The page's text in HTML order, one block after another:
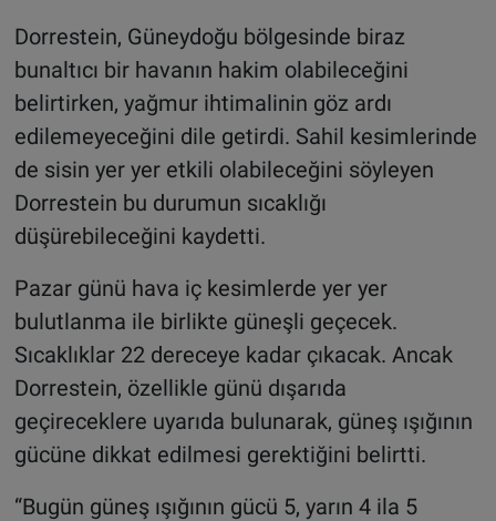
Dorrestein, Güneydoğu bölgesinde biraz
bunaltıcı bir havanın hakim olabileceğini
belirtirken, yağmur ihtimalinin göz ardı
edilemeyeceğini dile getirdi. Sahil kesimlerinde
de sisin yer yer etkili olabileceğini söyleyen
Dorrestein bu durumun sıcaklığı
düşürebileceğini kaydetti.
Pazar günü hava iç kesimlerde yer yer
bulutlanma ile birlikte güneşli geçecek.
Sıcaklıklar 22 dereceye kadar çıkacak. Ancak
Dorrestein, özellikle günü dışarıda
geçireceklere uyarıda bulunarak, güneş ışığının
gücüne dikkat edilmesi gerektiğini belirtti.
“Bugün güneş ışığının gücü 5, yarın 4 ila 5